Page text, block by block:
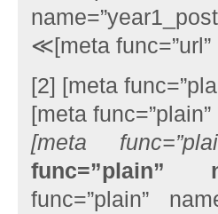
≪[meta func=”url”
[2] [meta
[meta
[meta
func=”plain”
func=”plain”